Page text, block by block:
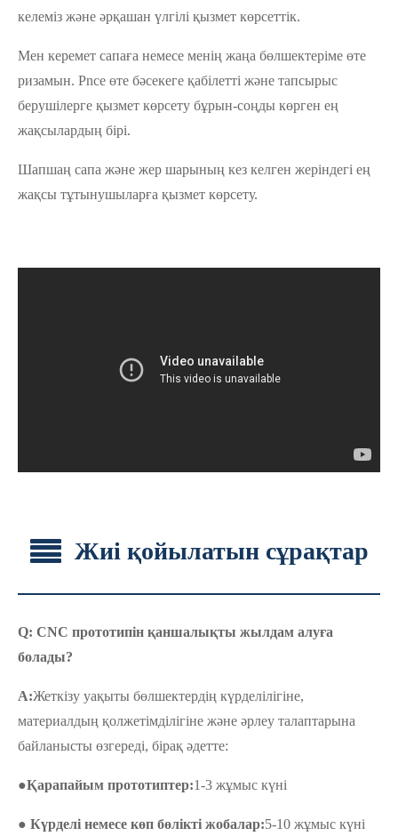
келеміз және әрқашан үлгілі қызмет көрсеттік.
Мен керемет сапаға немесе менің жаңа бөлшектеріме өте
ризамын. Pnce өте бәсекеге қабілетті және тапсырыс
берушілерге қызмет көрсету бұрын-соңды көрген ең
жақсылардың бірі.
Шапшаң сапа және жер шарының кез келген жеріндегі ең
жақсы тұтынушыларға қызмет көрсету.
Жиі қойылатын сұрақтар
Q: CNC прототипін қаншалықты жылдам алуға
болады?
A:Жеткізу уақыты бөлшектердің күрделілігіне,
материалдың қолжетімділігіне және әрлеу талаптарына
байланысты өзгереді, бірақ әдетте:
●Қарапайым прототиптер:1-3 жұмыс күні
● Күрделі немесе көп бөлікті жобалар:5-10 жұмыс күні